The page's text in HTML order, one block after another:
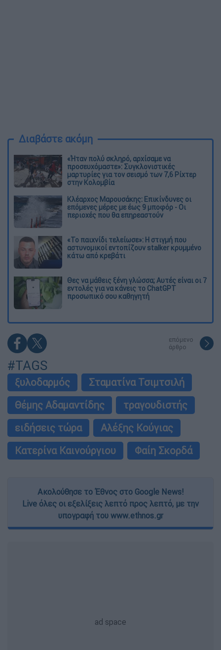
Διαβάστε ακόμη
«Ήταν πολύ σκληρό, αρχίσαμε να
προσευχόμαστε»: Συγκλονιστικές
μαρτυρίες για τον σεισμό των 7,6 Ρίχτερ
στην Κολομβία
Κλέαρχος Μαρουσάκης: Επικίνδυνες οι
επόμενες μέρες με έως 9 μποφόρ - Οι
περιοχές που θα επηρεαστούν
«Το παιχνίδι τελείωσε»: Η στιγμή που
αστυνομικοί εντοπίζουν stalker κρυμμένο
κάτω από κρεβάτι
Θες να μάθεις ξένη γλώσσα; Αυτές είναι οι 7
εντολές για να κάνεις το ChatGPT
προσωπικό σου καθηγητή
επόμενο
άρθρο
#TAGS
ξυλοδαρμός
Σταματίνα Τσιμτσιλή
Θέμης Αδαμαντίδης
τραγουδιστής
ειδήσεις τώρα
Αλέξης Κούγιας
Κατερίνα Καινούργιου
Φαίη Σκορδά
Ακολούθησε το Έθνος στο Google News!
Live όλες οι εξελίξεις λεπτό προς λεπτό, με την
υπογραφή του www.ethnos.gr